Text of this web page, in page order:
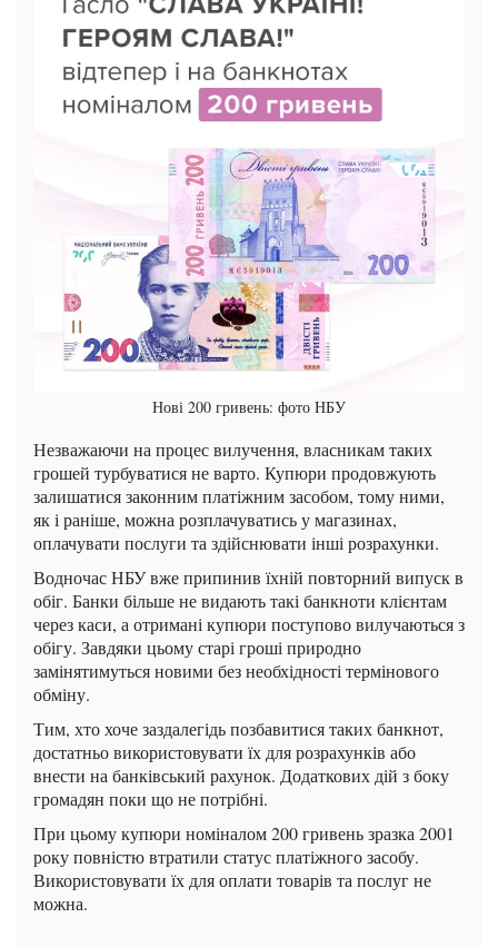
Нові 200 гривень: фото НБУ
Незважаючи на процес вилучення, власникам таких
грошей турбуватися не варто. Купюри продовжують
залишатися законним платіжним засобом, тому ними,
як і раніше, можна розплачуватись у магазинах,
оплачувати послуги та здійснювати інші розрахунки.
Водночас НБУ вже припинив їхній повторний випуск в
обіг. Банки більше не видають такі банкноти клієнтам
через каси, а отримані купюри поступово вилучаються з
обігу. Завдяки цьому старі гроші природно
замінятимуться новими без необхідності термінового
обміну.
Тим, хто хоче заздалегідь позбавитися таких банкнот,
достатньо використовувати їх для розрахунків або
внести на банківський рахунок. Додаткових дій з боку
громадян поки що не потрібні.
При цьому купюри номіналом 200 гривень зразка 2001
року повністю втратили статус платіжного засобу.
Використовувати їх для оплати товарів та послуг не
можна.